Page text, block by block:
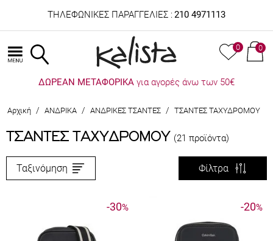
ΤΗΛΕΦΩΝΙΚΕΣ ΠΑΡΑΓΓΕΛΙΕΣ : 210 4971113
0 0
ΔΩΡΕΑΝ ΜΕΤΑΦΟΡΙΚΑ για αγορές άνω των 50€
Αρχική / ΑΝΔΡΙΚΑ / ΑΝΔΡΙΚΕΣ ΤΣΑΝΤΕΣ / ΤΣΑΝΤΕΣ ΤΑΧΥΔΡΟΜΟΥ
ΤΣΑΝΤΕΣ ΤΑΧΥΔΡΟΜΟΥ (21 προϊόντα)
Ταξινόμηση Φίλτρα
-30% -20%